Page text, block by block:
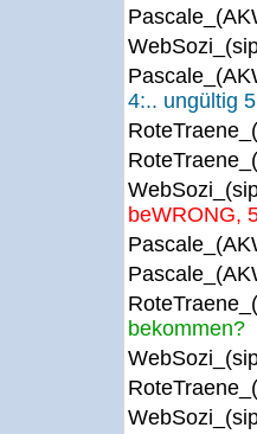
4:.. ungültig
beWRONG,
bekommen?